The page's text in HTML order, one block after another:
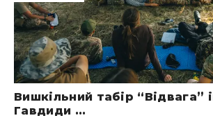
Вишкільний табір “Відвага”
Гавдиди ...